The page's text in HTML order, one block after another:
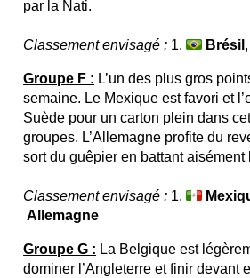
par la Nati.
Classement envisagé : 1. Brésil
Groupe F : L’un des plus gros
semaine. Le Mexique est favori et
Suède pour un carton plein dans
groupes. L’Allemagne profite du
sort du guêpier en battant aisément
Classement envisagé : 1.
Allemagne
Groupe G : La Belgique est
dominer l’Angleterre et finir devant